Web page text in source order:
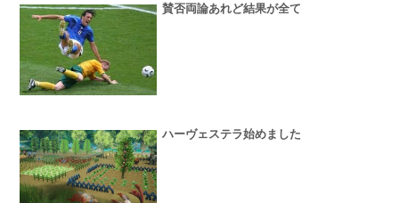
賛否両論あれど結果が全て
ハーヴェステラ始めました